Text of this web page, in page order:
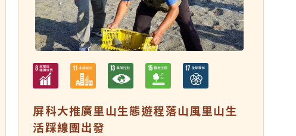
屏科大推廣里山生態遊程落山風里山生
活踩線團出發